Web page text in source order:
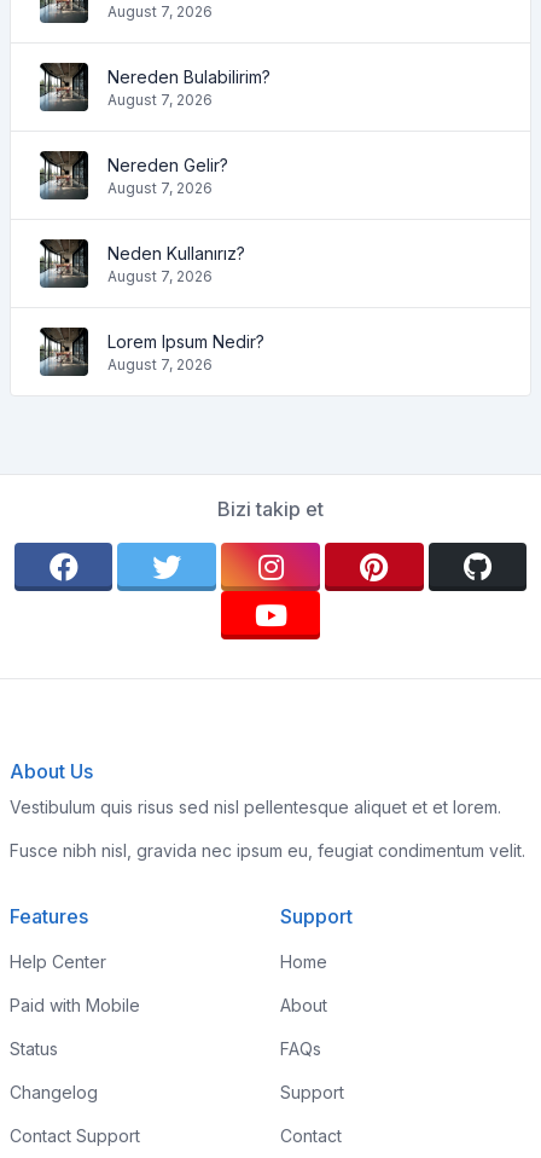
August 7, 2026
Nereden Bulabilirim?
August 7, 2026
Nereden Gelir?
August 7, 2026
Neden Kullanırız?
August 7, 2026
Lorem Ipsum Nedir?
August 7, 2026
Bizi takip et
About Us
Vestibulum quis risus sed nisl pellentesque aliquet et et lorem.
Fusce nibh nisl, gravida nec ipsum eu, feugiat condimentum velit.
Features
Help Center
Paid with Mobile
Status
Changelog
Contact Support
Support
Home
About
FAQs
Support
Contact